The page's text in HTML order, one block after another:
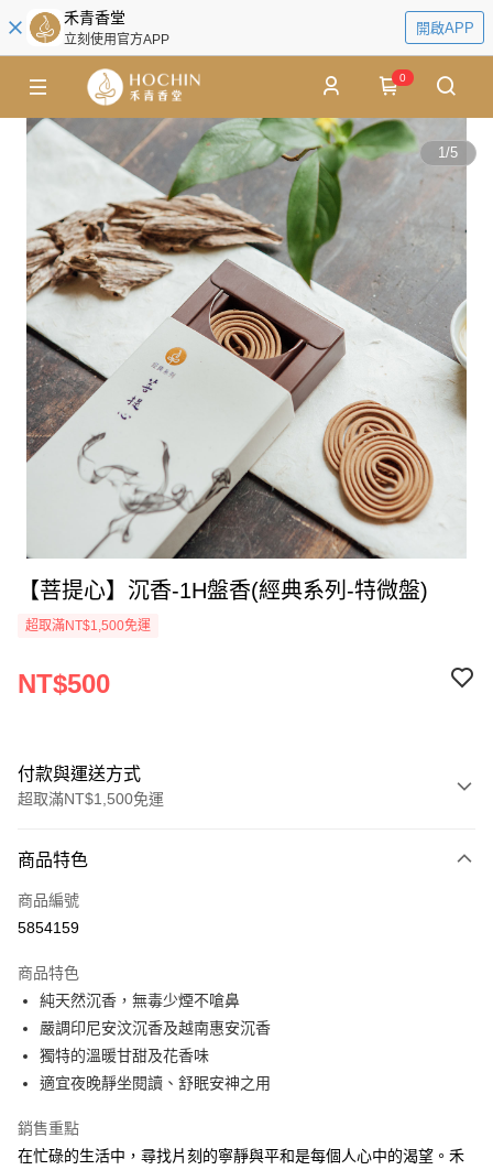
禾青香堂
立刻使用官方APP
開啟APP
0
1/5
【菩提心】沉香-1H盤香(經典系列-特微盤)
超取滿NT$1,500免運
NT$500
付款與運送方式
超取滿NT$1,500免運
信用卡一次付款
超商取貨付款
Apple Pay
街口支付
悠遊付
Google Pay
全盈+PAY
商品特色
商品編號
5854159
商品特色
純天然沉香，無毒少煙不嗆鼻
嚴調印尼安汶沉香及越南惠安沉香
獨特的溫暖甘甜及花香味
適宜夜晚靜坐閱讀、舒眠安神之用
銷售重點
在忙碌的生活中，尋找片刻的寧靜與平和是每個人心中的渴望。禾